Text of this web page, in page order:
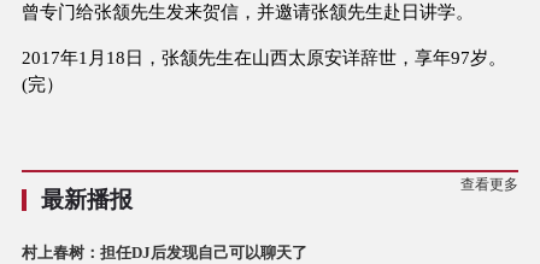
曾专门给张颔先生发来贺信，并邀请张颔先生赴日讲学。
2017年1月18日，张颔先生在山西太原安详辞世，享年97岁。
(完）
最新播报
查看更多
村上春树：担任DJ后发现自己可以聊天了